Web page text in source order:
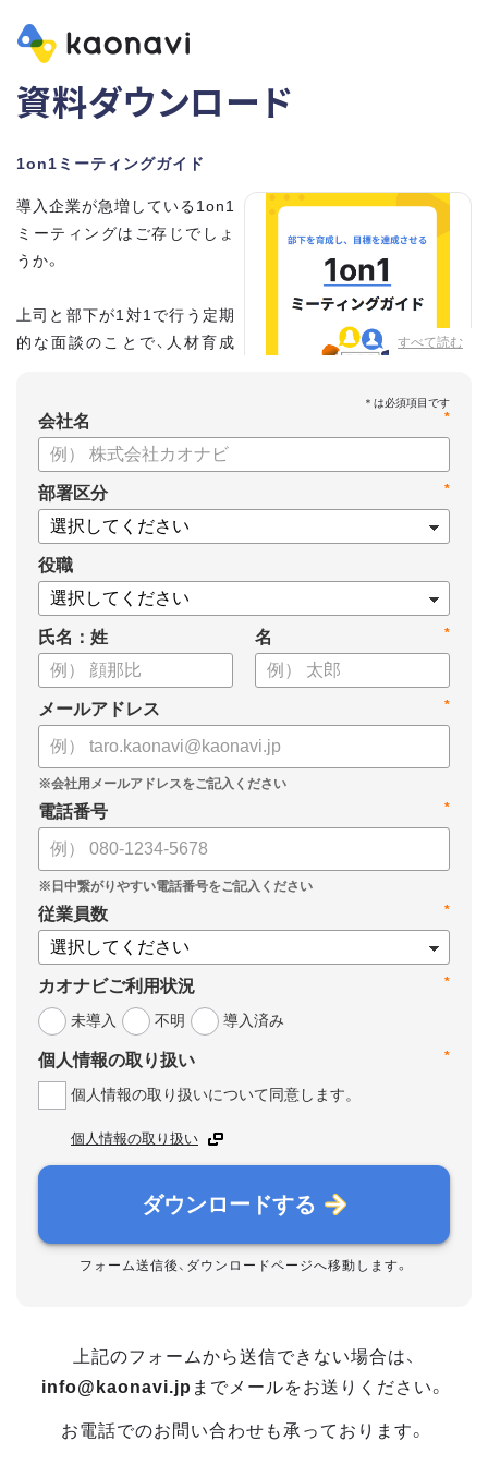
資料ダウンロード
1on1ミーティングガイド
すべて読む
導入企業が急増している1on1
ミーティングはご存じでしょ
うか。
上司と部下が1対1で行う定期
的な面談のことで、人材育成
こちらの資料では、
・1on1とは何か？
・1on1の基本的なやり方
・ 1on1 の基本アジェンダと質問例
についてまとめましたので、ぜひお役立てください。
*
会社名
*
部署区分
役職
氏名：姓 *
名
*
メールアドレス
*
電話番号
*
従業員数
*
カオナビご利用状況
未導入
不明 導入済み
*
個人情報の取り扱い
個人情報の取り扱いについて同意します。
個人情報の取り扱い
ダウンロードする
フォーム送信後、ダウンロードページへ移動します。
上記のフォームから送信できない場合は、
info@kaonavi.jp までメールをお送りください。
お電話でのお問い合わせも承っております。